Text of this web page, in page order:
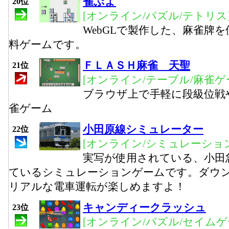
[オンライン/パズル/テトリ
WebGLで製作した、麻雀牌
料ゲームです。
21位
ＦＬＡＳＨ麻雀 天聖
[オンライン/テーブル/麻雀ゲ
ブラウザ上で手軽に段級位
雀ゲーム
22位
小田原線シミュレーター
[オンライン/シミュレーショ
実写が使用されている、小
ているシミュレーションゲームです。ダウ
リアルな電車運転が楽しめますよ！
23位
キャンディークラッシュ
[オンライン/パズル/セイム